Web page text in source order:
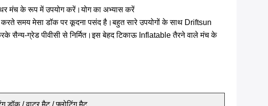
मंच के रूप में उपयोग करें।योग का अभ्यास करें
करते समय मेसा डॉक पर कूदना पसंद है।बहुत सारे उपयोगों के साथ Driftsun
सैन्य-ग्रेड पीवीसी से निर्मित।इस बेहद टिकाऊ Inflatable तैरने वाले मंच के
डॉक / वाटर मैट / फ्लोटिंग मैट